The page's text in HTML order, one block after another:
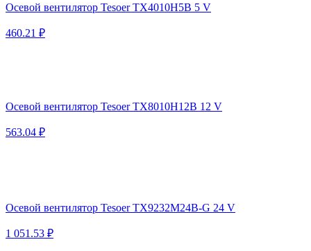
Осевой вентилятор Tesoer TX4010H5B 5 V
460.21 ₽
Осевой вентилятор Tesoer TX8010H12B 12 V
563.04 ₽
Осевой вентилятор Tesoer TX9232M24B-G 24 V
1 051.53 ₽